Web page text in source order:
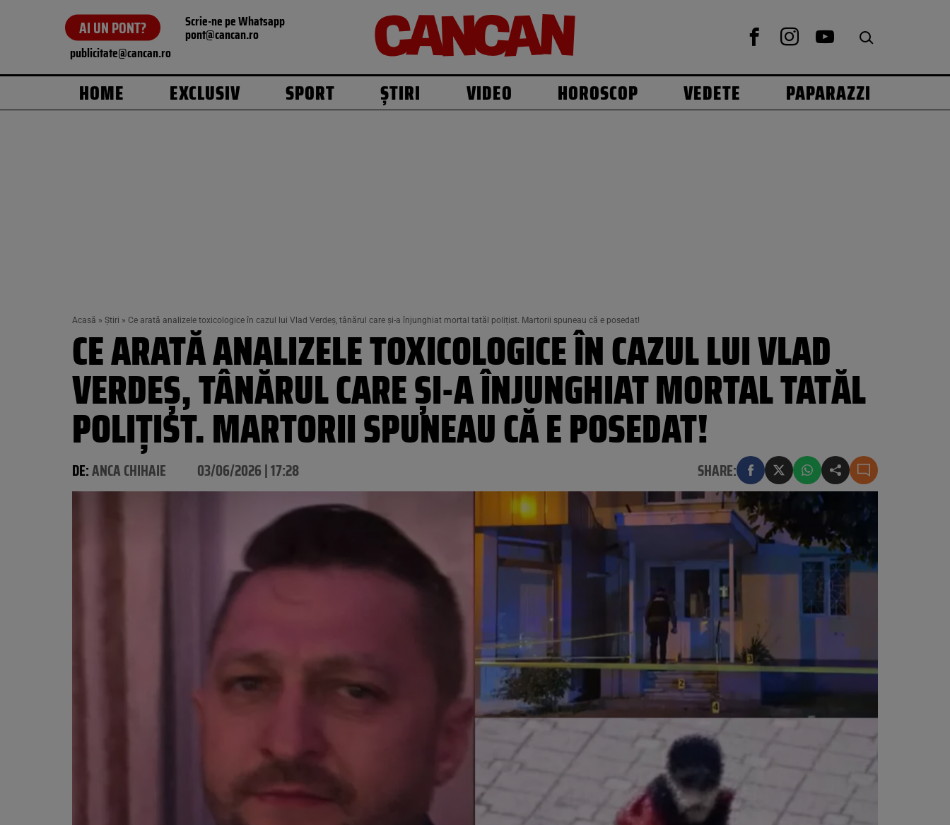
AI UN PONT? Scrie-ne pe Whatsapp
pont@cancan.ro
publicitate@cancan.ro
HOME EXCLUSIV SPORT ȘTIRI VIDEO HOROSCOP VEDETE PAPARAZZI
Acasă » Știri » Ce arată analizele toxicologice în cazul lui Vlad Verdeș, tânărul care și-a înjunghiat mortal tatăl polițist. Martorii spuneau că e posedat!
CE ARATĂ ANALIZELE TOXICOLOGICE ÎN CAZUL LUI VLAD
VERDEȘ, TÂNĂRUL CARE ȘI-A ÎNJUNGHIAT MORTAL TATĂL
POLIȚIST. MARTORII SPUNEAU CĂ E POSEDAT!
DE:ANCA CHIHAIE 03/06/2026 | 17:28 SHARE: